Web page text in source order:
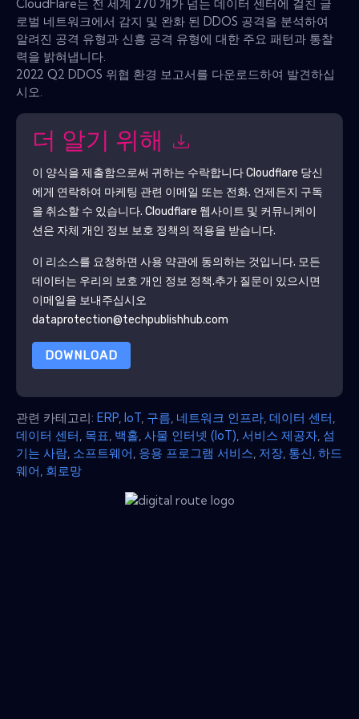
CloudFlare는 전 세계 270 개가 넘는 데이터 센터에 걸친 글
로벌 네트워크에서 감지 및 완화 된 DDOS 공격을 분석하여
알려진 공격 유형과 신흥 공격 유형에 대한 주요 패턴과 통찰
력을 밝혀냅니다.
2022 Q2 DDOS 위협 환경 보고서를 다운로드하여 발견하십
시오.
더 알기 위해
이 양식을 제출함으로써 귀하는 수락합니다Cloudflare 당신
에게 연락하여 마케팅 관련 이메일 또는 전화. 언제든지 구독
을 취소할 수 있습니다. Cloudflare 웹사이트 및 커뮤니케이
션은 자체 개인 정보 보호 정책의 적용을 받습니다.
이 리소스를 요청하면 사용 약관에 동의하는 것입니다. 모든
데이터는 우리의 보호 개인 정보 정책.추가 질문이 있으시면
이메일을 보내주십시오
dataprotection@techpublishhub.com
DOWNLOAD
관련 카테고리: ERP IoT 구름 네트워크 인프라 데이터 센터
데이터 센터 목표 백홀 사물 인터넷 (IoT) 서비스 제공자 섬
기는 사람 소프트웨어 응용 프로그램 서비스 저장 통신 하드
웨어 회로망